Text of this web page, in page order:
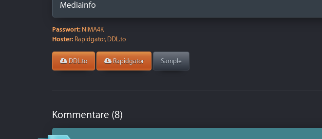
Mediainfo
Passwort: NIMA4K
Hoster: Rapidgator, DDL.to
DDL.to Rapidgator Sample
Kommentare (8)